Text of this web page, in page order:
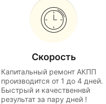
Скорость
Капитальный ремонт АКПП
производится от 1 до 4 дней.
Быстрый и качественнвй
результат за пару дней !